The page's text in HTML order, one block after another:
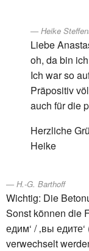
Heike
Liebe
oh, da bin
Ich war so
Präpositiv
auch für die
Herzliche
Heike
H.-G. Barthoff
Wichtig: Die
Sonst können die
едим‘ / ‚вы
verwechselt